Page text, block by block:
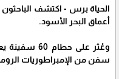
الحياة برس - اكتشف
أعماق البحر الأسود.
سفن من الإمبراطوريات